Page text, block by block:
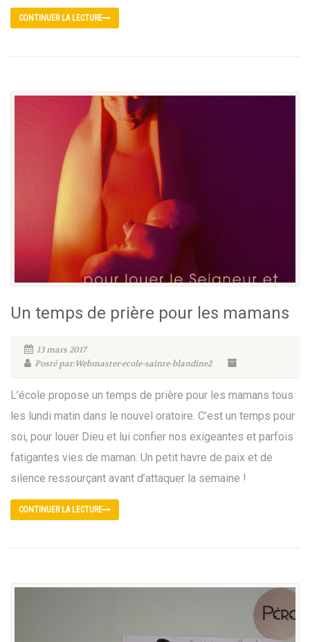
CONTINUER LA LECTURE
Un temps de prière pour les mamans
13 mars 2017
Posté par:Webmaster-ecole-sainte-blandine2
L’école propose un temps de prière pour les mamans tous
les lundi matin dans le nouvel oratoire. C’est un temps pour
soi, pour louer Dieu et lui confier nos exigeantes et parfois
fatigantes vies de maman. Un petit havre de paix et de
silence ressourçant avant d’attaquer la semaine !
CONTINUER LA LECTURE